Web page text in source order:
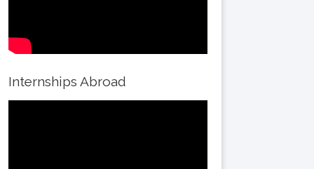
Internships Abroad